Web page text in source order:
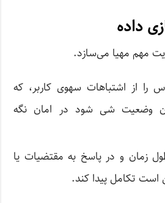
داده
مهم مهیا می‌سازد.
از اشتباهات سهوی کاربر، که
وضعیت شی شود در امان نگه
زمان و در پاسخ به مقتضیات یا
تکامل پیدا کند.